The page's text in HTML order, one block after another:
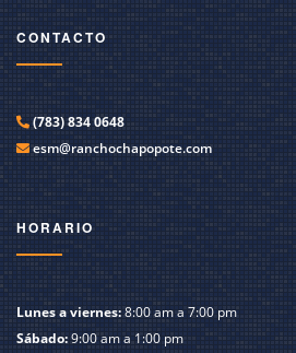
CONTACTO
(783) 834 0648
esm@ranchochapopote.com
HORARIO
Lunes a viernes:8:00 am a 7:00 pm
Sábado:9:00 am a 1:00 pm